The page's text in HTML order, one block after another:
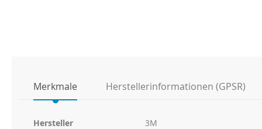
Merkmale
Weitere
Hersteller
3M
Herstellerinformationen (GPSR)